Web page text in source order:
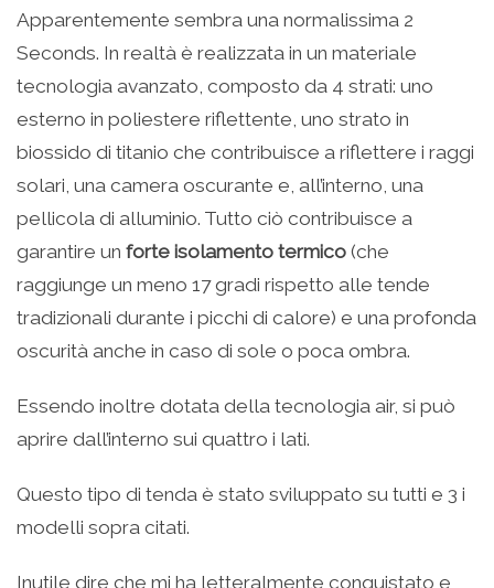
Apparentemente sembra una normalissima 2
Seconds. In realtà è realizzata in un materiale
tecnologia avanzato, composto da 4 strati: uno
esterno in poliestere riflettente, uno strato in
biossido di titanio che contribuisce a riflettere i raggi
solari, una camera oscurante e, all’interno, una
pellicola di alluminio. Tutto ciò contribuisce a
garantire un forte isolamento termico (che
raggiunge un meno 17 gradi rispetto alle tende
tradizionali durante i picchi di calore) e una profonda
oscurità anche in caso di sole o poca ombra.
Essendo inoltre dotata della tecnologia air, si può
aprire dall’interno sui quattro i lati.
Questo tipo di tenda è stato sviluppato su tutti e 3 i
modelli sopra citati.
Inutile dire che mi ha letteralmente conquistato e